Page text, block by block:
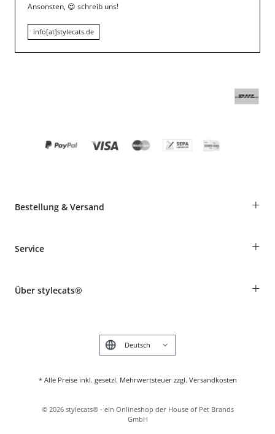
Ansonsten, 😍 schreib uns!
info[at]stylecats.de
Bestellung & Versand +
Informationen zur Lieferung
Produkte reklamieren und zurücksenden
Service +
Tierkrankenversicherung
Über stylecats® +
* Alle Preise inkl. gesetzl. Mehrwertsteuer zzgl. Versandkosten
English
© 2026 stylecats® - ein Onlineshop der House of Pet Brands
GmbH